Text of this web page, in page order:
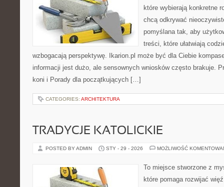
które wybierają konkretne
chcą odkrywać
pomyślana tak, aby
treści, które ułatwiają
wzbogacają perspektywę. Ikarion.pl może być dla Ciebie
informacji jest dużo, ale sensownych wniosków często brakuje.
koni i Porady dla początkujących […]
CATEGORIES: ARCHITEKTURA
TRADYCJE KATOLICKIE
POSTED BY ADMIN STY - 29 - 2026 MOŻLIWOŚĆ
To miejsce stworzone z
które pomaga rozwijać